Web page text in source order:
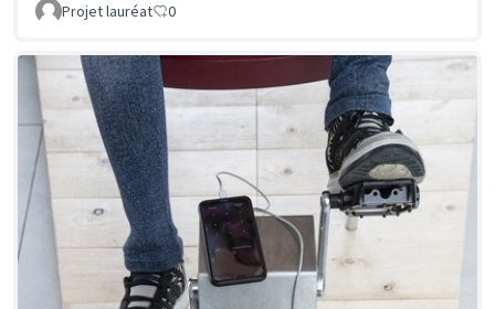
Projet lauréat 0